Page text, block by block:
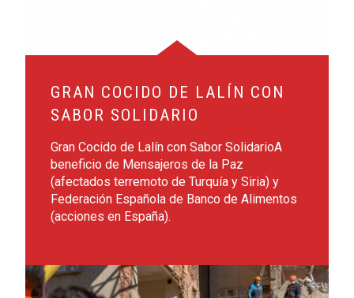
GRAN COCIDO DE LALÍN CON
SABOR SOLIDARIO
Gran Cocido de Lalín con Sabor SolidarioA
beneficio de Mensajeros de la Paz
(afectados terremoto de Turquía y Siria) y
Federación Española de Banco de Alimentos
(acciones en España).
Leer más sobre Ayuda a Turquía y Siria